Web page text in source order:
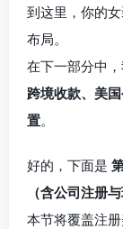
到这里，你的
布局。
在下一部分中
跨境收款、美
置。
好的，下面是
（含公司注册
本节将覆盖注